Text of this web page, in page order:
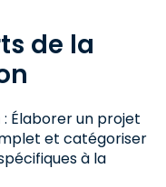
de la
: Élaborer un projet
et catégoriser
à la